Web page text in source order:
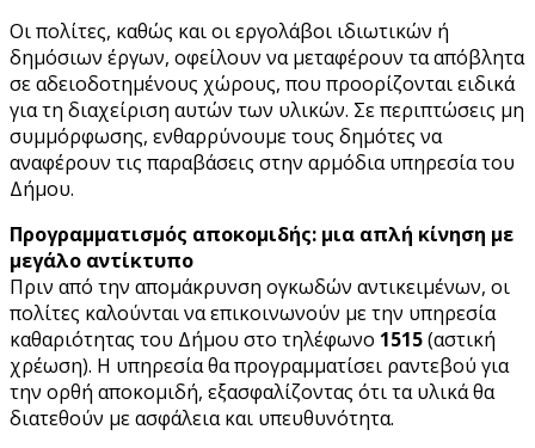
Οι πολίτες, καθώς και οι εργολάβοι ιδιωτικών ή
δημόσιων έργων, οφείλουν να μεταφέρουν τα απόβλητα
σε αδειοδοτημένους χώρους, που προορίζονται ειδικά
για τη διαχείριση αυτών των υλικών. Σε περιπτώσεις μη
συμμόρφωσης, ενθαρρύνουμε τους δημότες να
αναφέρουν τις παραβάσεις στην αρμόδια υπηρεσία του
Δήμου.
Προγραμματισμός αποκομιδής: μια απλή κίνηση με
μεγάλο αντίκτυπο
Πριν από την απομάκρυνση ογκωδών αντικειμένων, οι
πολίτες καλούνται να επικοινωνούν με την υπηρεσία
καθαριότητας του Δήμου στο τηλέφωνο 1515(αστική
χρέωση). Η υπηρεσία θα προγραμματίσει ραντεβού για
την ορθή αποκομιδή, εξασφαλίζοντας ότι τα υλικά θα
διατεθούν με ασφάλεια και υπευθυνότητα.